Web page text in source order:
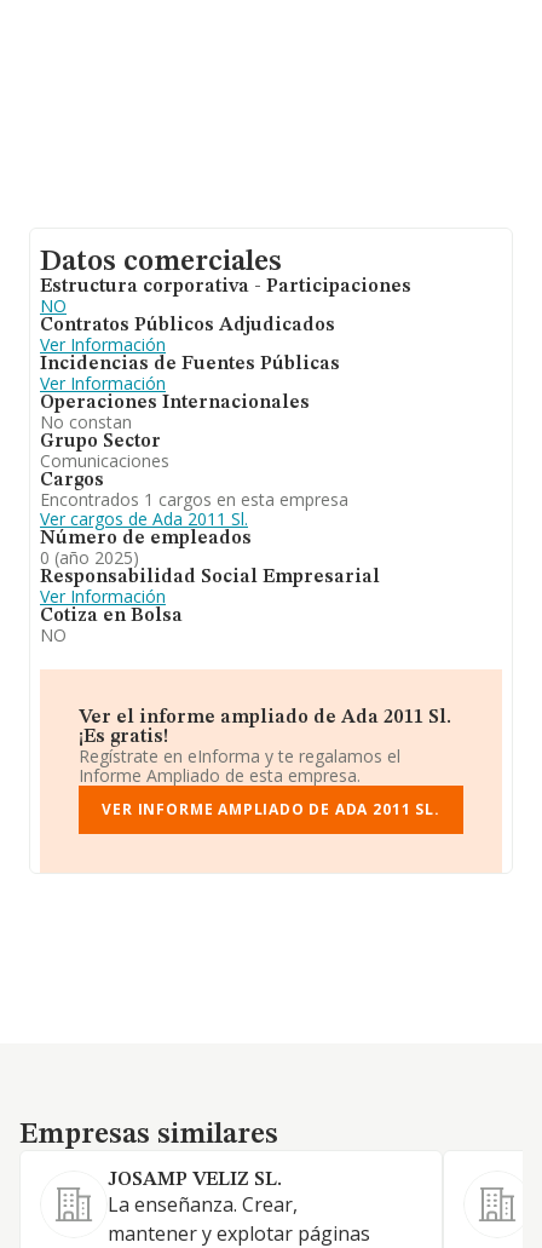
Datos comerciales
Estructura corporativa - Participaciones
NO
Contratos Públicos Adjudicados
Ver Información
Incidencias de Fuentes Públicas
Ver Información
Operaciones Internacionales
No constan
Grupo Sector
Comunicaciones
Cargos
Encontrados 1 cargos en esta empresa
Ver cargos de Ada 2011 Sl.
Número de empleados
0 (año 2025)
Responsabilidad Social Empresarial
Ver Información
Cotiza en Bolsa
NO
Ver el informe ampliado de Ada 2011 Sl.
¡Es gratis!
Regístrate en eInforma y te regalamos el
Informe Ampliado de esta empresa.
VER INFORME AMPLIADO DE ADA 2011 SL.
Empresas similares
Empresas similares
JOSAMP VELIZ SL.
La enseñanza. Crear,
mantener y explotar páginas